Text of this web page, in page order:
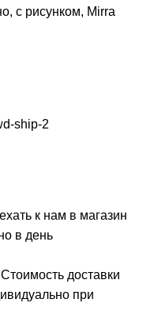
с рисунком, Mirra
к нам в магазин
в день
доставки
при